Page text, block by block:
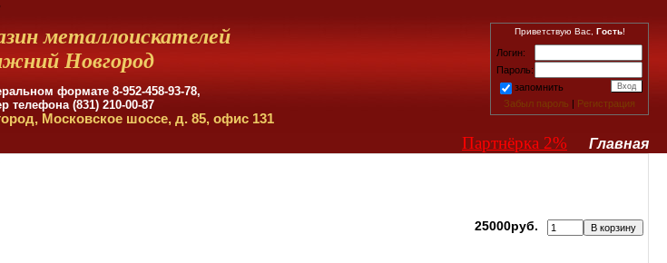
металлоискателей
Новгород
формате 8-952-458-93-78,
телефона (831) 210-00-87
Московское шоссе, д. 85, офис 131
Приветствую Вас, Гость!
Логин:
Пароль:
запомнить
Забыл пароль | Регистрация
Партнёрка 2% Главная
25000руб.